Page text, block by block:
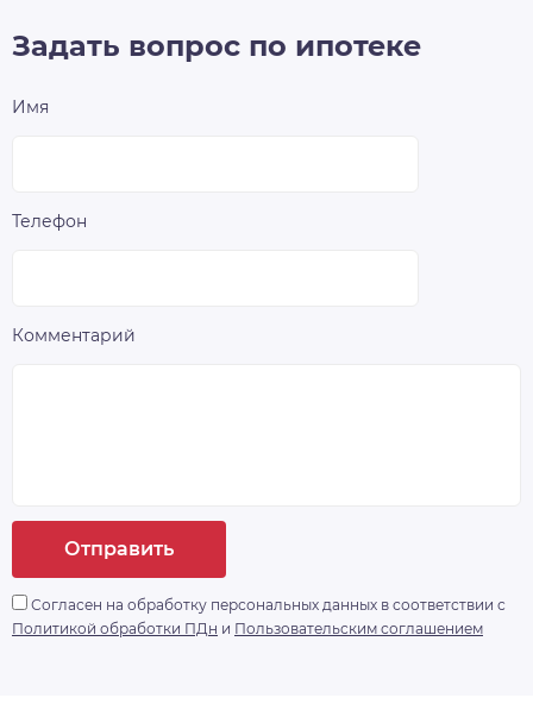
Задать вопрос по ипотеке
Имя
Телефон
Комментарий
Отправить
Согласен на обработку персональных данных в соответствии с
Политикой обработки ПДн и Пользовательским соглашением